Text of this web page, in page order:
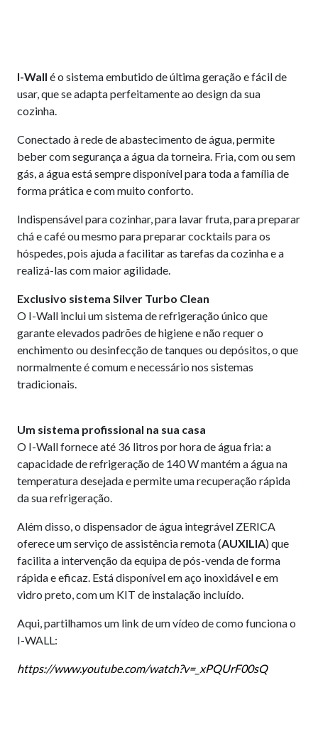
I-Wall é o sistema embutido de última geração e fácil de
usar, que se adapta perfeitamente ao design da sua
cozinha.
Conectado à rede de abastecimento de água, permite
beber com segurança a água da torneira. Fria, com ou sem
gás, a água está sempre disponível para toda a família de
forma prática e com muito conforto.
Indispensável para cozinhar, para lavar fruta, para preparar
chá e café ou mesmo para preparar cocktails para os
hóspedes, pois ajuda a facilitar as tarefas da cozinha e a
realizá-las com maior agilidade.
Exclusivo sistema Silver Turbo Clean
O I-Wall inclui um sistema de refrigeração único que
garante elevados padrões de higiene e não requer o
enchimento ou desinfecção de tanques ou depósitos, o que
normalmente é comum e necessário nos sistemas
tradicionais.
Um sistema profissional na sua casa
O I-Wall fornece até 36 litros por hora de água fria: a
capacidade de refrigeração de 140 W mantém a água na
temperatura desejada e permite uma recuperação rápida
da sua refrigeração.
Além disso, o dispensador de água integrável ZERICA
oferece um serviço de assistência remota (AUXILIA) que
facilita a intervenção da equipa de pós-venda de forma
rápida e eficaz. Está disponível em aço inoxidável e em
vidro preto, com um KIT de instalação incluído.
Aqui, partilhamos um link de um vídeo de como funciona o
I-WALL:
https://www.youtube.com/watch?v=_xPQUrF00sQ